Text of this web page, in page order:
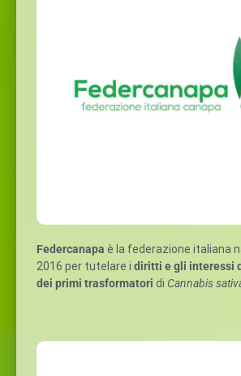
Federcanapa è la federazione italiana
2016 per tutelare i diritti e gli interessi
dei primi trasformatori di Cannabis